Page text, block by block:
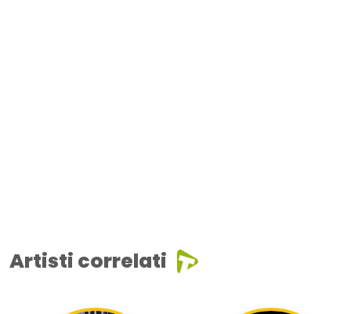
Artisti correlati